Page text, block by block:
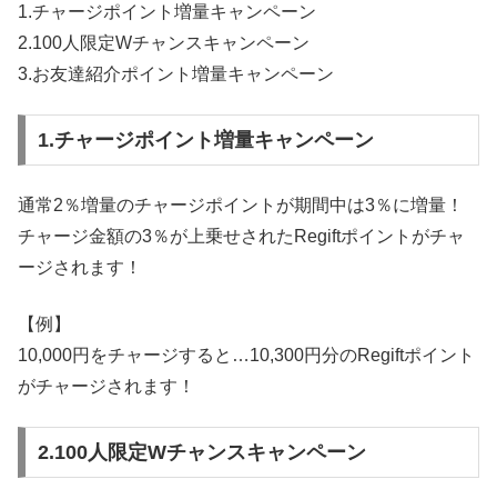
1.チャージポイント増量キャンペーン
2.100人限定Wチャンスキャンペーン
3.お友達紹介ポイント増量キャンペーン
1.チャージポイント増量キャンペーン
通常2％増量のチャージポイントが期間中は3％に増量！
チャージ金額の3％が上乗せされたRegiftポイントがチャ
ージされます！
【例】
10,000円をチャージすると…10,300円分のRegiftポイント
がチャージされます！
2.100人限定Wチャンスキャンペーン